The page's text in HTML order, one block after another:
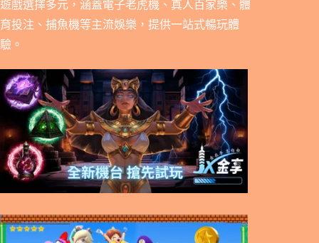
遊戲選擇多元，涵蓋電子老虎機、真人百家樂、體
育投注、捕魚機等主流娛樂，提供一站式暢玩體
驗。